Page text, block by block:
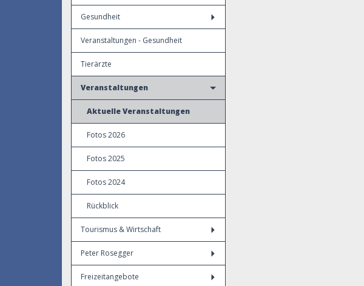
Gesundheit
Veranstaltungen - Gesundheit
Tierärzte
Veranstaltungen
Aktuelle Veranstaltungen
Fotos 2026
Fotos 2025
Fotos 2024
Rückblick
Tourismus & Wirtschaft
Peter Rosegger
Freizeitangebote